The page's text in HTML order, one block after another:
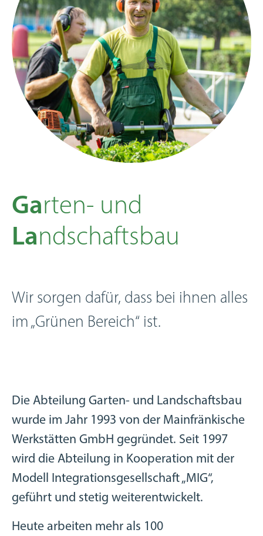
Garten- und
Landschaftsbau
Wir sorgen dafür, dass bei ihnen alles
im „Grünen Bereich“ ist.
Die Abteilung Garten- und Landschaftsbau
wurde im Jahr 1993 von der Mainfränkische
Werkstätten GmbH gegründet. Seit 1997
wird die Abteilung in Kooperation mit der
Modell Integrationsgesellschaft „MIG“,
geführt und stetig weiterentwickelt.
Heute arbeiten mehr als 100